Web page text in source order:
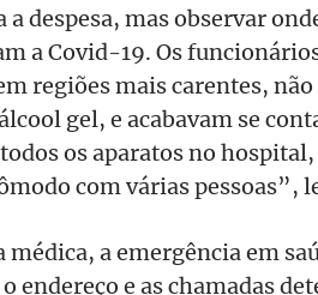
a despesa, mas observar
a Covid-19. Os
regiões mais carentes,
gel, e acabavam se
os aparatos no
com várias pessoas”,
médica, a emergência em
endereço e as chamadas